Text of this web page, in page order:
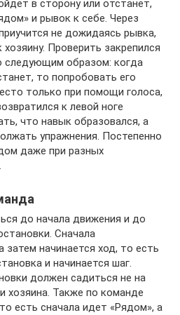
в сторону или отстанет,
и рывок к себе. Через
не дожидаясь рывка,
Проверить закрепился
следующим образом: когда
то попробовать его
только при помощи голоса,
к левой ноге
что навык образовался, а
упражнения. Постепенно
даже при разных
до начала движения и до
Сначала
затем начинается ход, то есть
и начинается шаг.
должен садиться не на
хозяина. Также по команде
есть сначала идет «Рядом», а